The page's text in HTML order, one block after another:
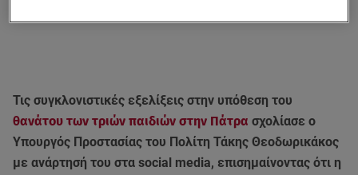
Τις συγκλονιστικές εξελίξεις στην υπόθεση του
θανάτου των τριών παιδιών στην Πάτρα σχολίασε ο
Υπουργός Προστασίας του Πολίτη Τάκης Θεοδωρικάκος
με ανάρτησή του στα social media, επισημαίνοντας ότι η